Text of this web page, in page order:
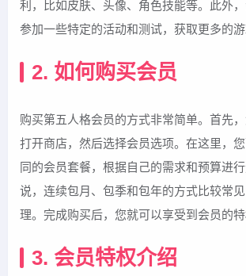
利，比如皮肤、头像、角色技能等。此外
参加一些特定的活动和测试，获取更多的游
2. 如何购买会员
购买第五人格会员的方式非常简单。首先
打开商店，然后选择会员选项。在这里，
同的会员套餐，根据自己的需求和预算进
说，连续包月、包季和包年的方式比较常
理。完成购买后，您就可以享受到会员的特
3. 会员特权介绍